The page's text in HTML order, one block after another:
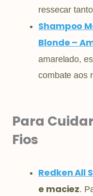
ressecar
Shampoo
Blonde –
amarelado,
combate aos
Para
Fios
Redken All S
e maciez.